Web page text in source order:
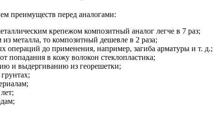
преимуществ перед аналогами:
крепежом композитный аналог легче в 7 раз;
металла, то композитный дешевле в 2 раза;
операций до применения, например, загиба арматуры и т. д.;
попадания в кожу волокон стеклопластика;
и выдергиванию из георешетки;